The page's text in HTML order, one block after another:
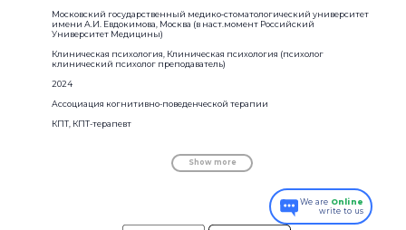
Московский государственный медико‑стоматологический университет
имени А.И. Евдокимова, Москва (в наст.момент Российский
Университет Медицины)
Клиническая психология, Клиническая психология (психолог
клинический психолог преподаватель)
2024
Ассоциация когнитивно-поведенческой терапии
КПТ, КПТ-терапевт
Show more
We are Online
write to us